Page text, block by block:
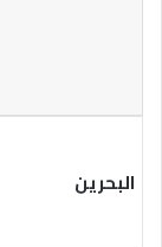
البحرين